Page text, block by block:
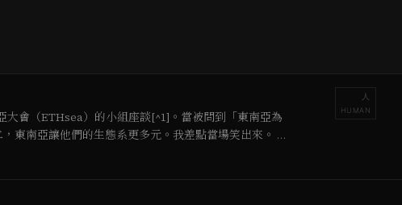
會（ETHsea）的小組座談[^1]。當被問到「東南亞為
東南亞讓他們的生態系更多元。我差點當場笑出來。 會
人
HUMAN